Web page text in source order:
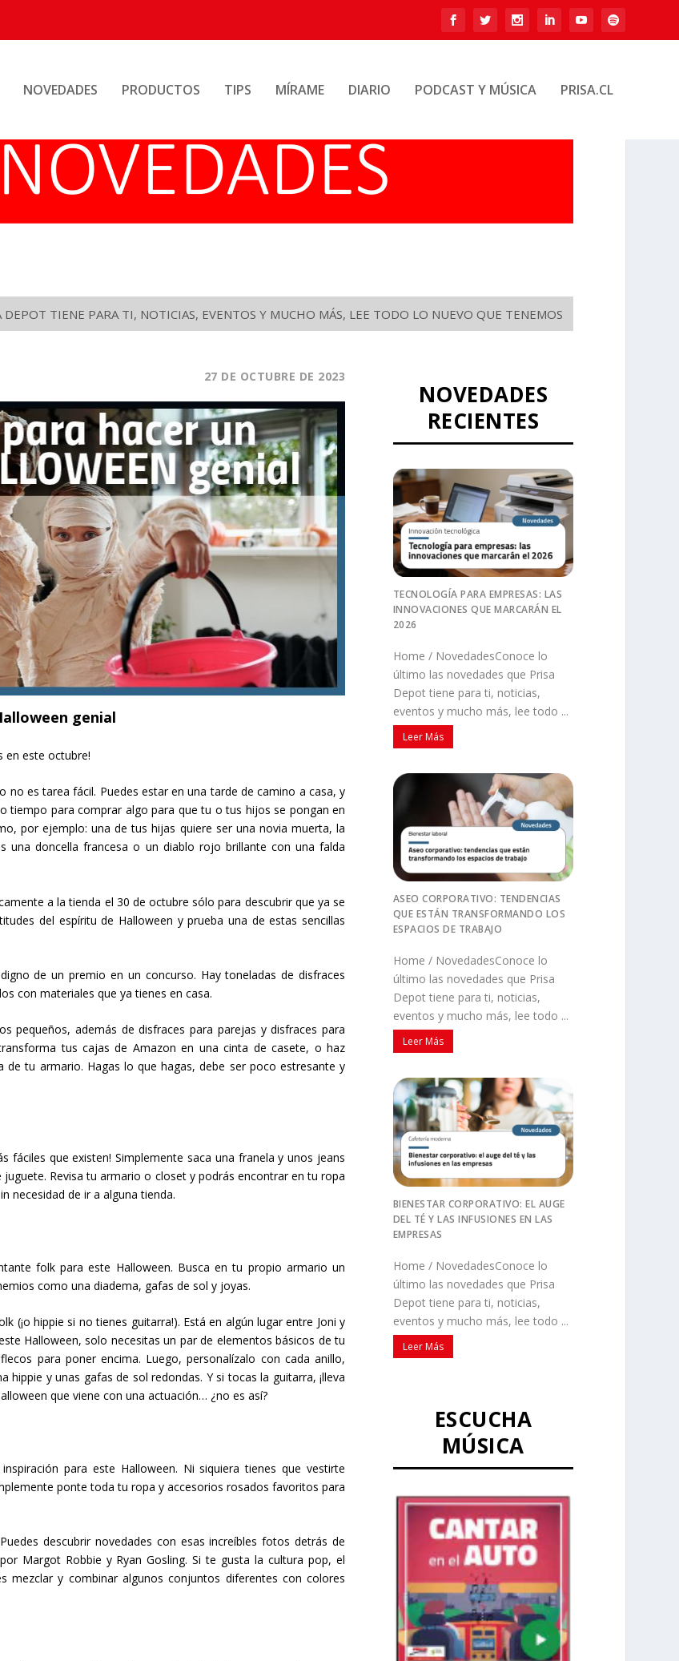
NOVEDADES PRODUCTOS TIPS MÍRAME DIARIO PODCAST Y MÚSICA PRISA.CL
TIENE PARA TI, NOTICIAS, EVENTOS Y MUCHO MÁS, LEE TODO LO NUEVO QUE TENEMOS
27 DE OCTUBRE DE 2023
genial
en este octubre!
es tarea fácil. Puedes estar en una tarde de camino a casa, y
tiempo para comprar algo para que tu o tus hijos se pongan en
por ejemplo: una de tus hijas quiere ser una novia muerta, la
doncella francesa o un diablo rojo brillante con una falda
a la tienda el 30 de octubre sólo para descubrir que ya se
del espíritu de Halloween y prueba una de estas sencillas
de un premio en un concurso. Hay toneladas de disfraces
con materiales que ya tienes en casa.
pequeños, además de disfraces para parejas y disfraces para
tus cajas de Amazon en una cinta de casete, o haz
tu armario. Hagas lo que hagas, debe ser poco estresante y
fáciles que existen! Simplemente saca una franela y unos jeans
Revisa tu armario o closet y podrás encontrar en tu ropa
necesidad de ir a alguna tienda.
folk para este Halloween. Busca en tu propio armario un
como una diadema, gafas de sol y joyas.
(¡o hippie si no tienes guitarra!). Está en algún lugar entre Joni y
Halloween, solo necesitas un par de elementos básicos de tu
para poner encima. Luego, personalízalo con cada anillo,
y unas gafas de sol redondas. Y si tocas la guitarra, ¡lleva
que viene con una actuación… ¿no es así?
para este Halloween. Ni siquiera tienes que vestirte
ponte toda tu ropa y accesorios rosados favoritos para
descubrir novedades con esas increíbles fotos detrás de
Margot Robbie y Ryan Gosling. Si te gusta la cultura pop, el
mezclar y combinar algunos conjuntos diferentes con colores
NOVEDADES
RECIENTES
TECNOLOGÍA PARA EMPRESAS: LAS
INNOVACIONES QUE MARCARÁN EL
2026
Home / NovedadesConoce lo
último las novedades que Prisa
Depot tiene para ti, noticias,
eventos y mucho más, lee todo ...
Leer Más
ASEO CORPORATIVO: TENDENCIAS
QUE ESTÁN TRANSFORMANDO LOS
ESPACIOS DE TRABAJO
Home / NovedadesConoce lo
último las novedades que Prisa
Depot tiene para ti, noticias,
eventos y mucho más, lee todo ...
Leer Más
BIENESTAR CORPORATIVO: EL AUGE
DEL TÉ Y LAS INFUSIONES EN LAS
EMPRESAS
Home / NovedadesConoce lo
último las novedades que Prisa
Depot tiene para ti, noticias,
eventos y mucho más, lee todo ...
Leer Más
ESCUCHA
MÚSICA